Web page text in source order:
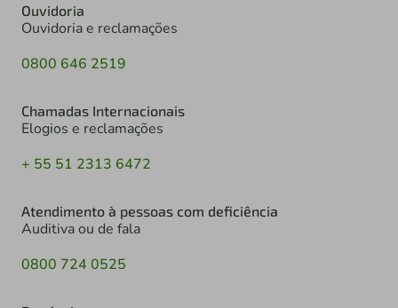
Ouvidoria
Ouvidoria e reclamações
0800 646 2519
Chamadas Internacionais
Elogios e reclamações
+ 55 51 2313 6472
Atendimento à pessoas com deficiência
Auditiva ou de fala
0800 724 0525